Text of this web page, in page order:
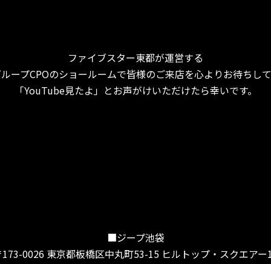
ファイブスター東都が運営する
ープCPOのショールームで皆様のご来店を心よりお待ちして
「YouTube見たよ」とお声がけいただけたら幸いです。
■ジープ池袋
0026 東京都板橋区中丸町53-15 ヒルトップ・スクエアー